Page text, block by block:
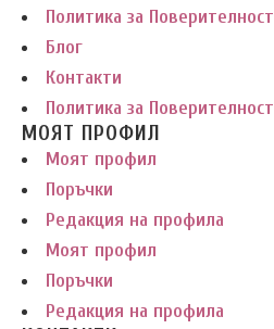
Политика за Поверителност
Блог
Контакти
Политика за Поверителност
МОЯТ ПРОФИЛ
Моят профил
Поръчки
Редакция на профила
Моят профил
Поръчки
Редакция на профила